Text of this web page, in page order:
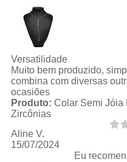
Versatilidade
Muito bem produzido,
combina com diversas
ocasiões
Produto: Colar Semi Jóia
Zircônias
Aline V.
15/07/2024
Eu